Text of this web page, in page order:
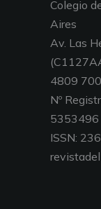
Colegio
Aires
Av. Las
4809
Nº
5353496
ISSN: